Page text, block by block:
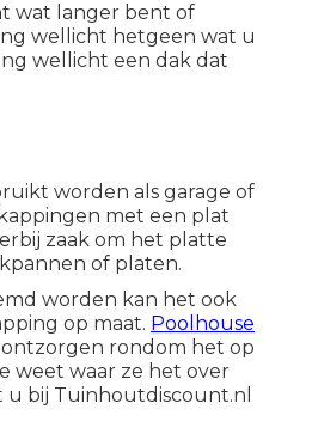
wat langer bent of
wellicht hetgeen wat u
wellicht een dak dat
worden als garage of
met een plat
zaak om het platte
of platen.
worden kan het ook
op maat. Poolhouse
rondom het op
weet waar ze het over
u bij Tuinhoutdiscount.nl